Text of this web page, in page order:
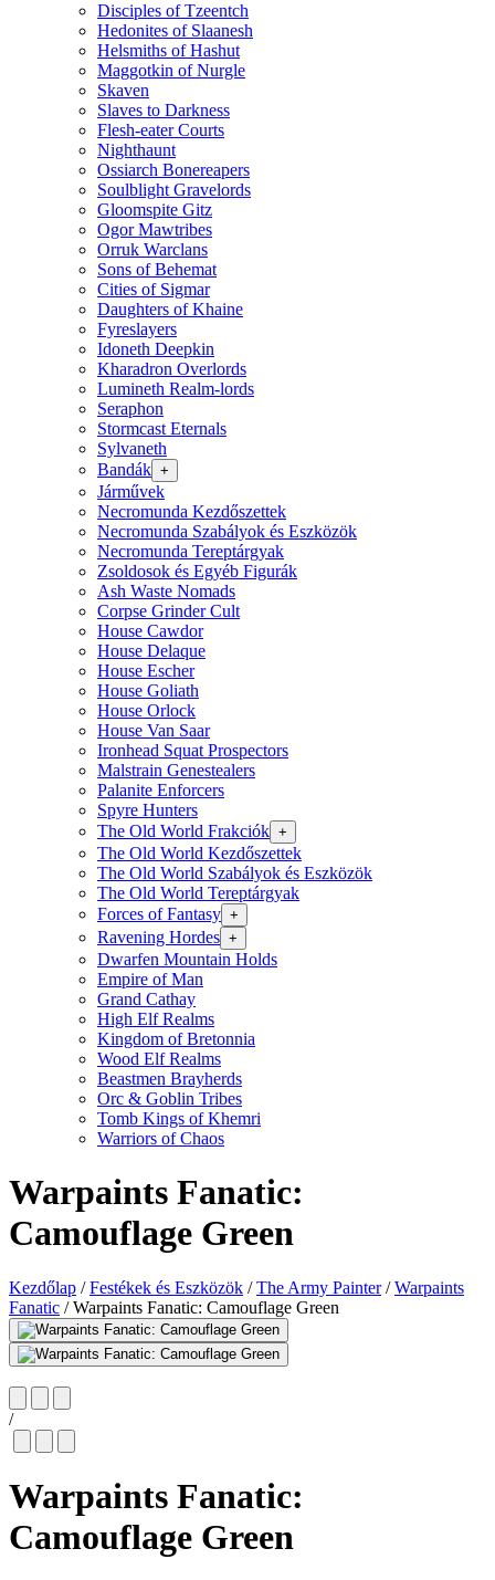
Disciples of Tzeentch
Hedonites of Slaanesh
Helsmiths of Hashut
Maggotkin of Nurgle
Skaven
Slaves to Darkness
Flesh-eater Courts
Nighthaunt
Ossiarch Bonereapers
Soulblight Gravelords
Gloomspite Gitz
Ogor Mawtribes
Orruk Warclans
Sons of Behemat
Cities of Sigmar
Daughters of Khaine
Fyreslayers
Idoneth Deepkin
Kharadron Overlords
Lumineth Realm-lords
Seraphon
Stormcast Eternals
Sylvaneth
Bandák +
Járművek
Necromunda Kezdőszettek
Necromunda Szabályok és Eszközök
Necromunda Tereptárgyak
Zsoldosok és Egyéb Figurák
Ash Waste Nomads
Corpse Grinder Cult
House Cawdor
House Delaque
House Escher
House Goliath
House Orlock
House Van Saar
Ironhead Squat Prospectors
Malstrain Genestealers
Palanite Enforcers
Spyre Hunters
The Old World Frakciók +
The Old World Kezdőszettek
The Old World Szabályok és Eszközök
The Old World Tereptárgyak
Forces of Fantasy +
Ravening Hordes +
Dwarfen Mountain Holds
Empire of Man
Grand Cathay
High Elf Realms
Kingdom of Bretonnia
Wood Elf Realms
Beastmen Brayherds
Orc & Goblin Tribes
Tomb Kings of Khemri
Warriors of Chaos
Warpaints Fanatic:
Camouflage Green
Kezdőlap / Festékek és Eszközök / The Army Painter / Warpaints
Fanatic /Warpaints Fanatic: Camouflage Green
/
Warpaints Fanatic:
Camouflage Green